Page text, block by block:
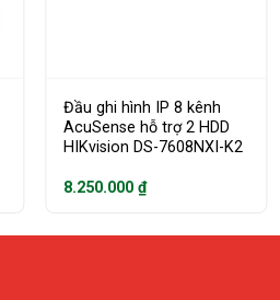
Đầu ghi hình IP 8 kênh
AcuSense hỗ trợ 2 HDD
HIKvision DS-7608NXI-K2
8.250.000 ₫